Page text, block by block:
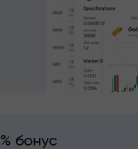
бонус